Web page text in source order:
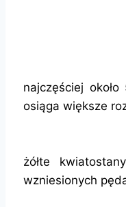
najczęściej
osiąga większe
żółte
wzniesionych